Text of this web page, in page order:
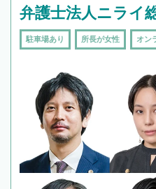
弁護士法人ニライ
駐車場あり 所長が女性 オン